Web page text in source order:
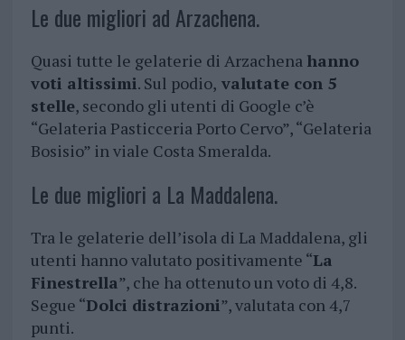
Le due migliori ad Arzachena.
Quasi tutte le gelaterie di Arzachena hanno
voti altissimi. Sul podio, valutate con 5
stelle, secondo gli utenti di Google c’è
“Gelateria Pasticceria Porto Cervo”, “Gelateria
Bosisio” in viale Costa Smeralda.
Le due migliori a La Maddalena.
Tra le gelaterie dell’isola di La Maddalena, gli
utenti hanno valutato positivamente “La
Finestrella”, che ha ottenuto un voto di 4,8.
Segue “Dolci distrazioni”, valutata con 4,7
punti.